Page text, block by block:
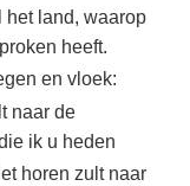
het land, waarop
heeft.
en vloek:
naar de
ik u heden
horen zult naar